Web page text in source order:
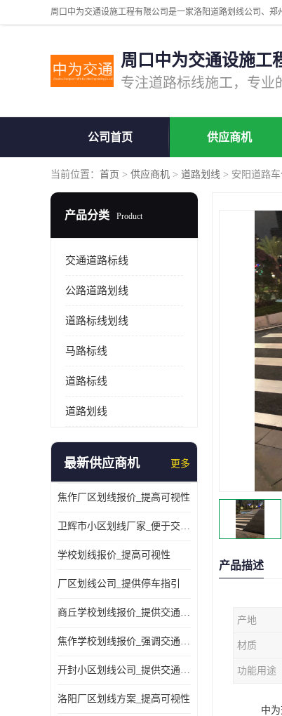
周口中为交通设施工
公司首页 供应商机
当前位置： 首页 > 供应商机 > 道路划线 > 安阳道路
产品分类 Product
交通道路标线
公路道路划线
道路标线划线
马路标线
道路标线
道路划线
最新供应商机 更多
焦作厂区划线报价_提高可视性
卫辉市小区划线厂家_便于交通管理
学校划线报价_提高可视性
厂区划线公司_提供停车指引
商丘学校划线报价_提供交通信息
焦作学校划线报价_强调交通规则
开封小区划线公司_提供交通信息
洛阳厂区划线方案_提高可视性
产品描述
产地
材质
功能用途
中